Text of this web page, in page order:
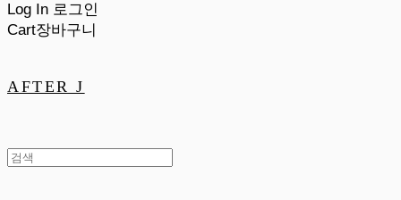
Log In 로그인
Cart장바구니
AFTER J